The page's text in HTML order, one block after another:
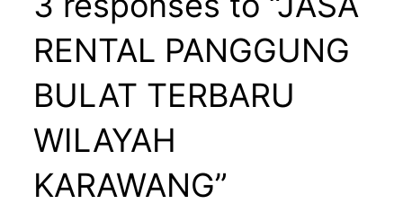
RENTAL PANGGUNG
BULAT TERBARU
WILAYAH
KARAWANG”